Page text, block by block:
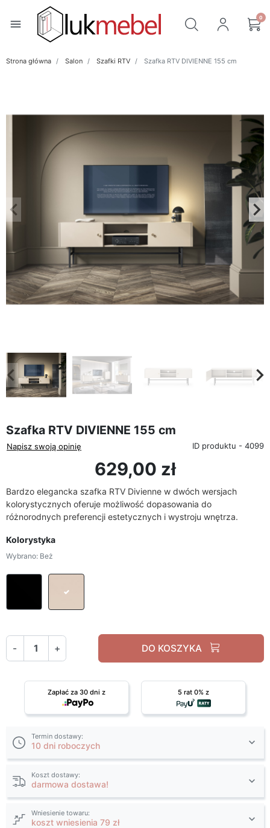
menu 0
Strona główna Salon Szafki RTV Szafka RTV DIVIENNE 155 cm
Poprzedni
keyboard_arrow_left keyboard_arrow_right
Poprzedni
Szafka RTV DIVIENNE 155 cm
Napisz swoją opinię ID produktu - 4099
629,00 zł
Bardzo elegancka szafka RTV Divienne w dwóch wersjach
kolorystycznych oferuje możliwość dopasowania do
różnorodnych preferencji estetycznych i wystroju wnętrza.
Kolorystyka
Wybrano: Beż
Czarny Beż
- + DO KOSZYKA
Zapłać za 30 dni z 5 rat 0% z
Termin dostawy:
10 dni roboczych
Koszt dostawy:
darmowa dostawa!
Wniesienie towaru:
koszt wniesienia 79 zł